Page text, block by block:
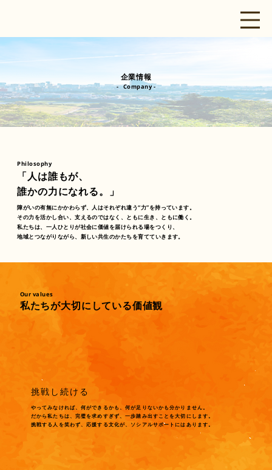
​企業情報
- Company -
Philosophy
「人は誰もが、
誰かの力になれる。」
障がいの有無にかかわらず、人はそれぞれ違う“力”を持っています。
その力を活かし合い、支えるのではなく、ともに生き、ともに働く。
私たちは、一人ひとりが社会に価値を届けられる場をつくり、
地域とつながりながら、新しい共生のかたちを育てていきます。
Our values
私たちが大切にしている価値観
​挑戦し続ける
やってみなければ、何ができるかも、何が足りないかも分かりません。
だから私たちは、完璧を求めすぎず、一歩踏み出すことを大切にします。
挑戦する人を笑わず、応援する文化が、ソシアルサポートにはあります。